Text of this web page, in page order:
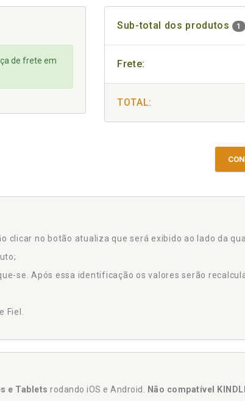
de frete em
Sub-total dos produtos 1
Frete:
TOTAL:
no botão atualiza que será exibido ao lado da
se. Após essa identificação os valores serão
e Tablets rodando iOS e Android.
Não compatível